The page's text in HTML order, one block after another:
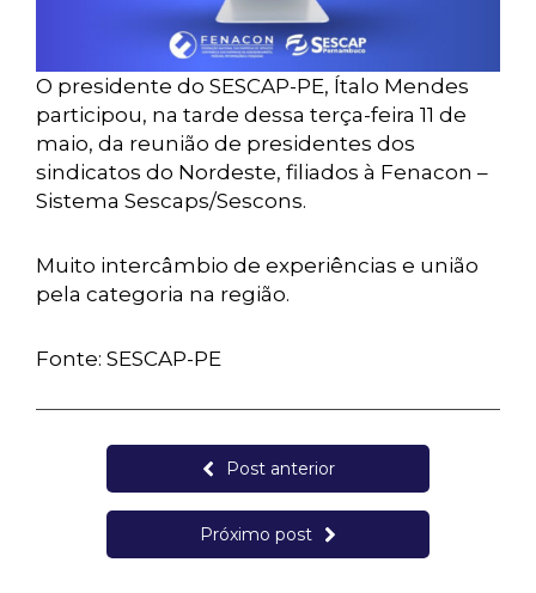
O presidente do SESCAP-PE, Ítalo Mendes
participou, na tarde dessa terça-feira 11 de
maio, da reunião de presidentes dos
sindicatos do Nordeste, filiados à Fenacon –
Sistema Sescaps/Sescons.
Muito intercâmbio de experiências e união
pela categoria na região.
Fonte: SESCAP-PE
Post anterior
Próximo post